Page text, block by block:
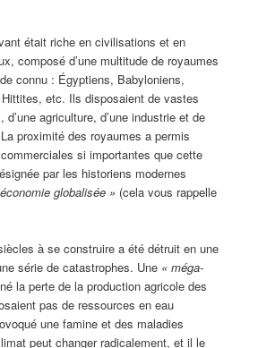
était riche en civilisations et en
composé d’une multitude de royaumes
connu : Égyptiens, Babyloniens,
etc. Ils disposaient de vastes
agriculture, d’une industrie et de
proximité des royaumes a permis
si importantes que cette
par les historiens modernes
globalisée » (cela vous rappelle
à se construire a été détruit en une
série de catastrophes. Une « méga-
la perte de la production agricole des
pas de ressources en eau
une famine et des maladies
peut changer radicalement, et il le